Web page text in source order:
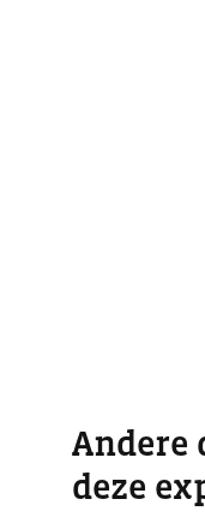
Andere
deze